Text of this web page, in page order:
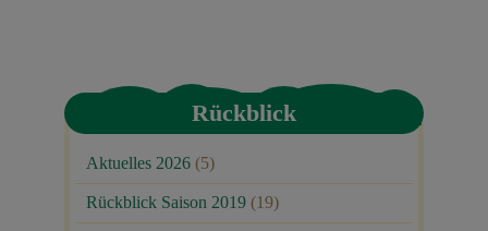
Rückblick
Aktuelles 2026 (5)
Rückblick Saison 2019 (19)